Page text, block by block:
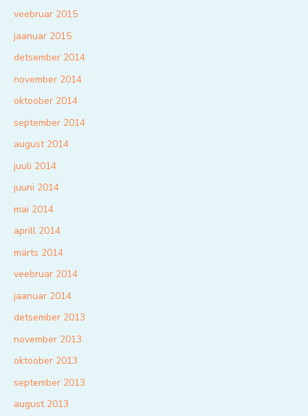
veebruar 2015
jaanuar 2015
detsember 2014
november 2014
oktoober 2014
september 2014
august 2014
juuli 2014
juuni 2014
mai 2014
aprill 2014
märts 2014
veebruar 2014
jaanuar 2014
detsember 2013
november 2013
oktoober 2013
september 2013
august 2013